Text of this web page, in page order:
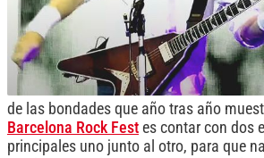
de las bondades que año tras año
Barcelona Rock Fest es contar con dos
principales uno junto al otro, para que